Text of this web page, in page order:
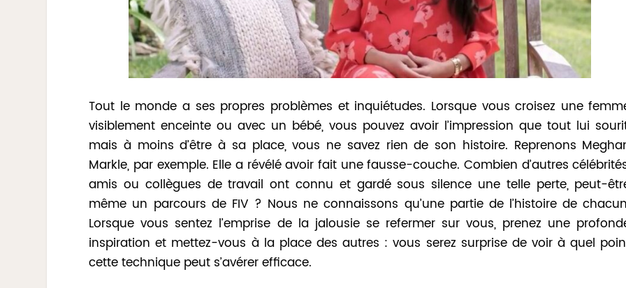
Tout le monde a ses propres problèmes et inquiétudes. Lorsque vous croisez une
visiblement enceinte ou avec un bébé, vous pouvez avoir l’impression que tout lui
mais à moins d’être à sa place, vous ne savez rien de son histoire. Reprenons
Markle, par exemple. Elle a révélé avoir fait une fausse-couche. Combien d’autres
amis ou collègues de travail ont connu et gardé sous silence une telle perte, peut-
même un parcours de FIV ? Nous ne connaissons qu’une partie de l’histoire de
Lorsque vous sentez l’emprise de la jalousie se refermer sur vous, prenez une
inspiration et mettez-vous à la place des autres : vous serez surprise de voir à quel
cette technique peut s’avérer efficace.